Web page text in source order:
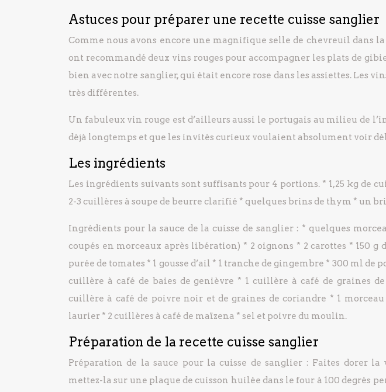
Astuces pour préparer une recette cuisse sanglier
Comme nous avons encore une magnifique selle de chevreuil dans
ont recommandé deux vins rouges pour accompagner les plats de
bien avec notre sanglier, qui était encore rose dans les assiettes. Les
très différentes.
Un fabuleux vin rouge est d’ailleurs aussi le portugais au milieu de
déjà longtemps et que les invités curieux voulaient absolument voir
Les ingrédients
Les ingrédients suivants sont suffisants pour 4 portions. * 1,25 kg de
2-3 cuillères à soupe de beurre clarifié * quelques brins de thym * un
Ingrédients pour la sauce de la cuisse de sanglier : * quelques
coupés en morceaux après libération) * 2 oignons * 2 carottes * 150 g
purée de tomates * 1 gousse d’ail * 1 tranche de gingembre * 300 ml de
cuillère à café de baies de genièvre * 1 cuillère à café de graines
cuillère à café de poivre noir et de graines de coriandre * 1
laurier * 2 cuillères à café de maïzena * sel et poivre du moulin.
Préparation de la recette cuisse sanglier
Préparation de la sauce pour la cuisse de sanglier : Faites dorer la
mettez-la sur une plaque de cuisson huilée dans le four à 100 degrés